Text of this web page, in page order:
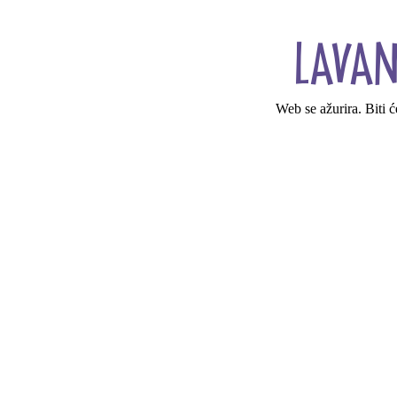
Web se ažurira. Biti